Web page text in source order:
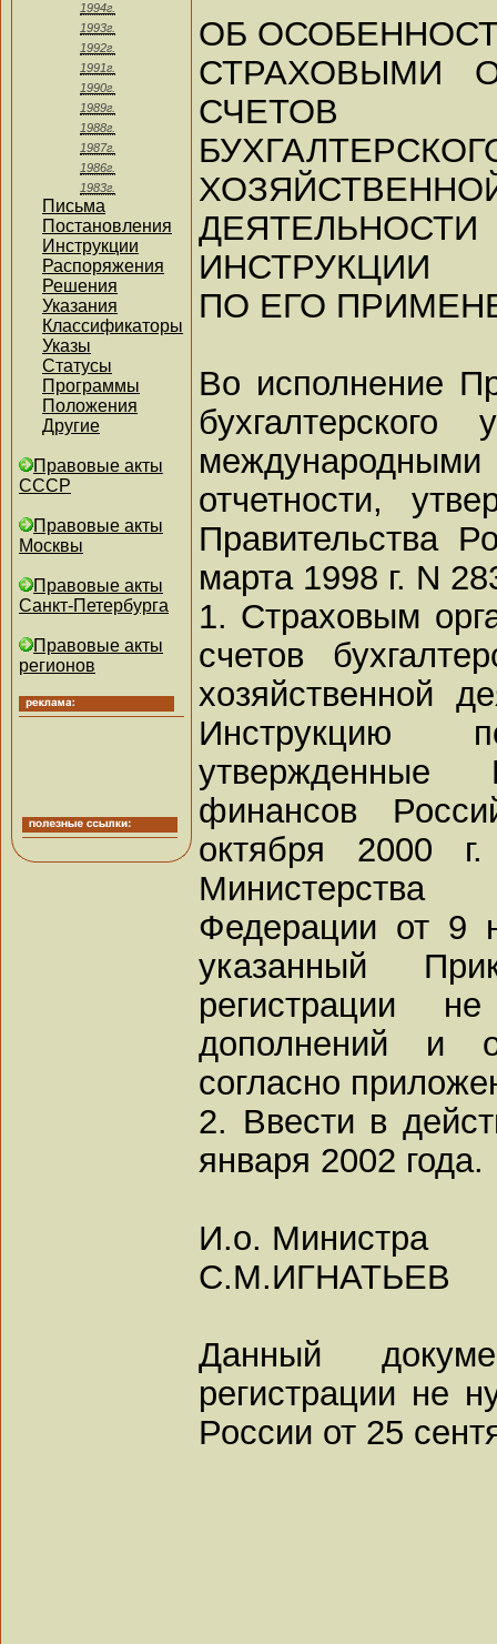
1994г.
1993г.
1992г.
1991г.
1990г.
1989г.
1988г.
1987г.
1986г.
1983г.
Письма
Постановления
Инструкции
Распоряжения
Решения
Указания
Классификаторы
Указы
Статусы
Программы
Положения
Другие
Правовые акты
СССР
Правовые акты
Москвы
Правовые акты
Санкт-Петербурга
Правовые акты
регионов
ОБ
СТРАХОВЫМИ
СЧЕТОВ
ИНСТРУКЦИИ
ПО ЕГО
Во исполнение
отчетности,
Правительства
марта 1998 г. N
1. Страховым
счетов
хозяйственной
Инструкцию
утвержденные
финансов
октября 2000
Федерации от 9
указанный
регистрации
дополнений и
согласно
2. Ввести в
января 2002 года.
И.о. Министра
С.М.ИГНАТЬЕВ
Данный
регистрации не
России от 25